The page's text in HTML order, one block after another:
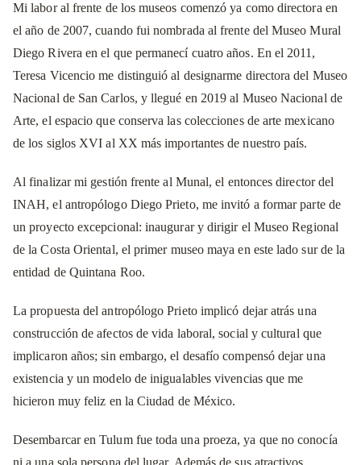
Mi labor al frente de los museos comenzó ya como directora en
el año de 2007, cuando fui nombrada al frente del Museo Mural
Diego Rivera en el que permanecí cuatro años. En el 2011,
Teresa Vicencio me distinguió al designarme directora del Museo
Nacional de San Carlos, y llegué en 2019 al Museo Nacional de
Arte, el espacio que conserva las colecciones de arte mexicano
de los siglos XVI al XX más importantes de nuestro país.
Al finalizar mi gestión frente al Munal, el entonces director del
INAH, el antropólogo Diego Prieto, me invitó a formar parte de
un proyecto excepcional: inaugurar y dirigir el Museo Regional
de la Costa Oriental, el primer museo maya en este lado sur de la
entidad de Quintana Roo.
La propuesta del antropólogo Prieto implicó dejar atrás una
construcción de afectos de vida laboral, social y cultural que
implicaron años; sin embargo, el desafío compensó dejar una
existencia y un modelo de inigualables vivencias que me
hicieron muy feliz en la Ciudad de México.
Desembarcar en Tulum fue toda una proeza, ya que no conocía